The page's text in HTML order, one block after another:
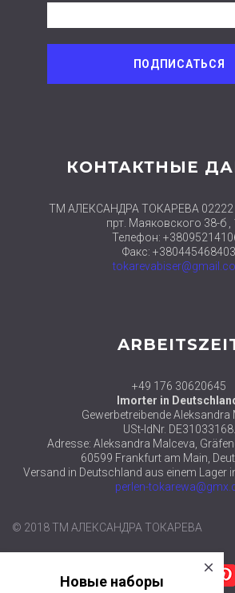
КОНТАКТНЫЕ
ТМ АЛЕКСАНДРА ТОКАРЕВА 02222
прт. Маяковского 38-б ,
Телефон:
Факс: +380445468403
+49 176 30620645
Imorter in
Gewerbetreibende Aleksandra
USt-IdNr. DE31033168.
Adresse: Aleksandra Malceva,
60599 Frankfurt am Main,
Versand in Deutschland aus einem Lager
perlen-
© 2018 ТМ АЛЕКСАНДРА ТОКАРЕВА
Новые наборы
в категории